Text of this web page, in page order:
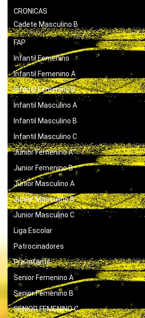
CRONICAS
Cadete Masculino B
FAP
Infantil Femenino
Infantil Femenino A
Infantil Femenino B
Infantil Masculino A
Infantil Masculino B
Infantil Masculino C
Junior Femenino A
Junior Femenino B
Junior Masculino A
Junior Masculino B
Junior Masculino C
Liga Escolar
Patrocinadores
Pre-infantil
Senior Femenino A
Senior Femenino B
SENIOR FEMENINO C